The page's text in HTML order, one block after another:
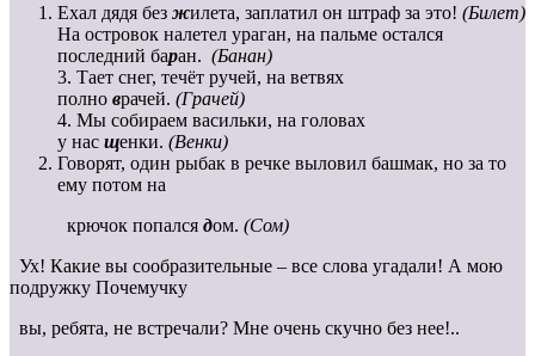
Ехал дядя без жилета, заплатил он штраф за это! (Билет)
На островок налетел ураган, на пальме остался
последний баран. (Банан)
3. Тает снег, течёт ручей, на ветвях
полно врачей. (Грачей)
4. Мы собираем васильки, на головах
у нас щенки. (Венки)
Говорят, один рыбак в речке выловил башмак, но за то
ему потом на
крючок попался дом. (Сом)
Ух! Какие вы сообразительные – все слова угадали! А мою
подружку Почемучку
вы, ребята, не встречали? Мне очень скучно без нее!..